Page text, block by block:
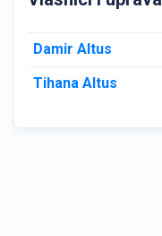
Damir Altus
Tihana Altus